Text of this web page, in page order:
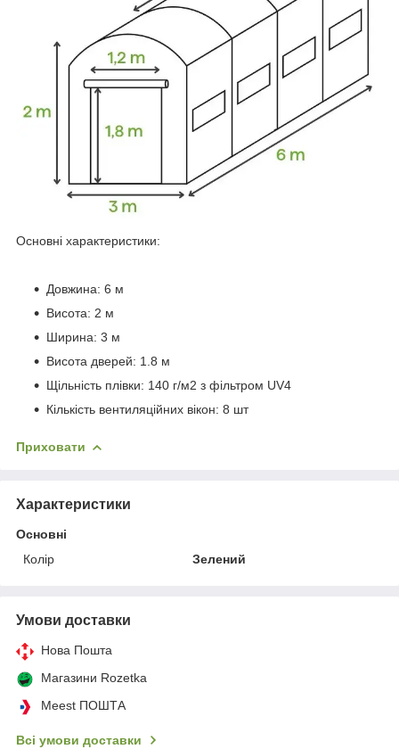
Основні характеристики:
Довжина: 6 м
Висота: 2 м
Ширина: 3 м
Висота дверей: 1.8 м
Щільність плівки: 140 г/м2 з фільтром UV4
Кількість вентиляційних вікон: 8 шт
Приховати
Характеристики
Основні
Колір
Зелений
Умови доставки
Нова Пошта
Магазини Rozetka
Meest ПОШТА
Всі умови доставки